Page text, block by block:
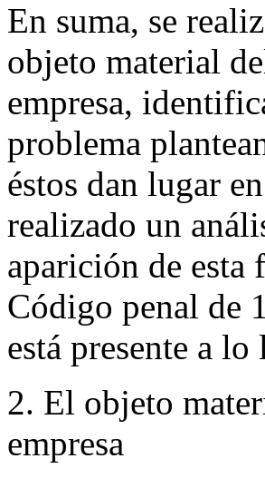
En suma, se
objeto material
empresa,
problema
éstos dan lugar
realizado un
aparición de esta
Código penal de
está presente a
2. El objeto
empresa